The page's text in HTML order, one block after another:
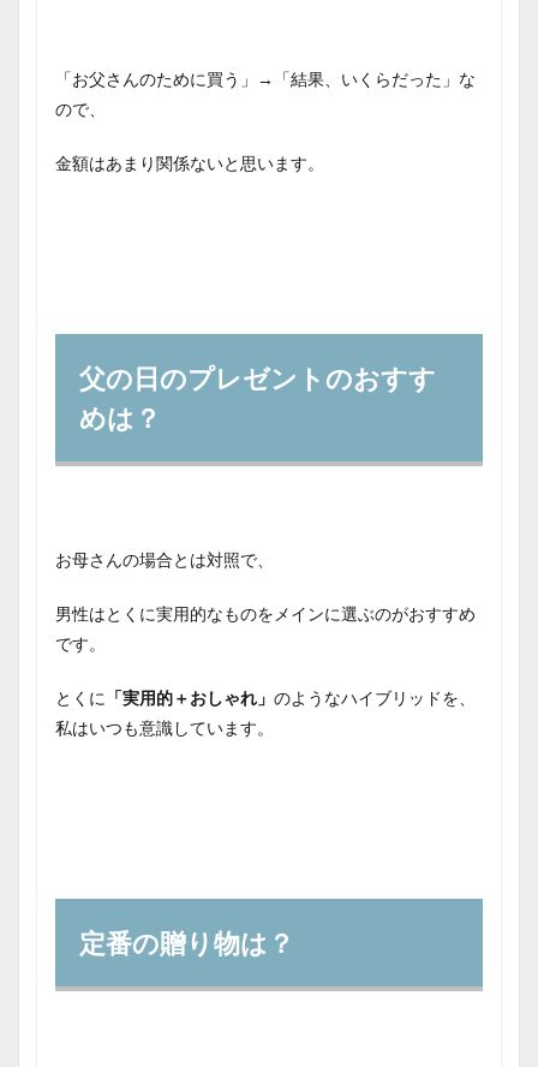
り物
１、
衣類
食事
3.4
４、
トセ
3.6
3.7
７、
まと
め
「お父さんのために買う」→「結果、いくらだった」 な
ので、
金額はあまり関係ないと思います。
父の日のプレゼントのおすす
めは？
お母さんの場合とは対照で、
男性はとくに実用的なものをメインに選ぶのがおすすめ
です。
とくに 「実用的＋おしゃれ」 のようなハイブリッドを、
私はいつも意識しています。
定番の贈り物は？